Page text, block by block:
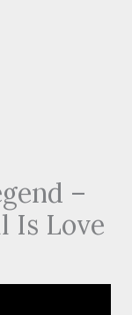
–
Is Love